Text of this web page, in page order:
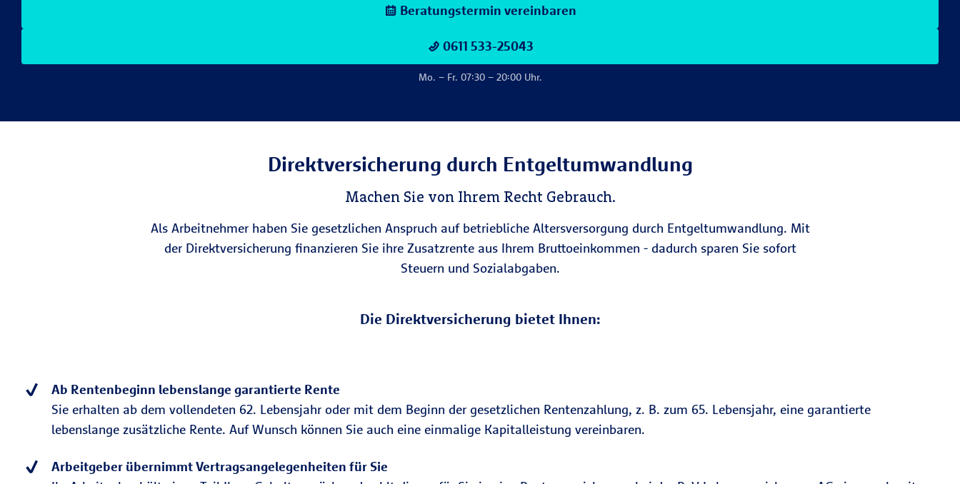
Beratungstermin vereinbaren
0611 533-25043
Mo. – Fr. 07:30 – 20:00 Uhr.
Direktversicherung durch Entgelt­umwandlung
Machen Sie von Ihrem Recht Gebrauch.
Als Arbeitnehmer haben Sie gesetzlichen Anspruch auf betriebliche Altersversorgung durch Entgeltumwandlung. Mit
der Direktversicherung finanzieren Sie ihre Zusatzrente aus Ihrem Bruttoeinkommen - dadurch sparen Sie sofort
Steuern und Sozialabgaben.
Die Direktversicherung bietet Ihnen:
Ab Rentenbeginn lebenslange garantierte Rente
Sie erhalten ab dem vollendeten 62. Lebensjahr oder mit dem Beginn der gesetzlichen Rentenzahlung, z. B. zum 65. Lebensjahr, eine garantierte
lebenslange zusätzliche Rente. Auf Wunsch können Sie auch eine einmalige Kapitalleistung vereinbaren.
Arbeitgeber übernimmt Vertragsangelegenheiten für Sie